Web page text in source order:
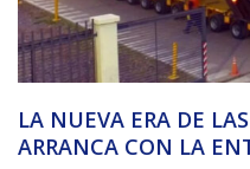
LA NUEVA ERA DE
ARRANCA CON LA